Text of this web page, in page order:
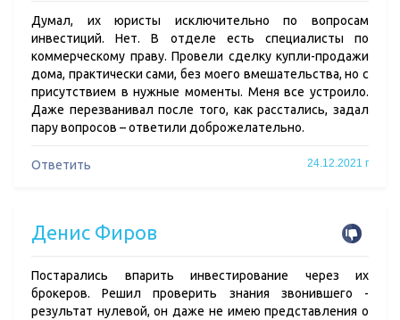
Думал, их юристы исключительно по вопросам
инвестиций. Нет. В отделе есть специалисты по
коммерческому праву. Провели сделку купли-продажи
дома, практически сами, без моего вмешательства, но с
присутствием в нужные моменты. Меня все устроило.
Даже перезванивал после того, как расстались, задал
пару вопросов – ответили доброжелательно.
Ответить 24.12.2021 г
Денис Фиров
Постарались впарить инвестирование через их
брокеров. Решил проверить знания звонившего -
результат нулевой, он даже не имею представления о